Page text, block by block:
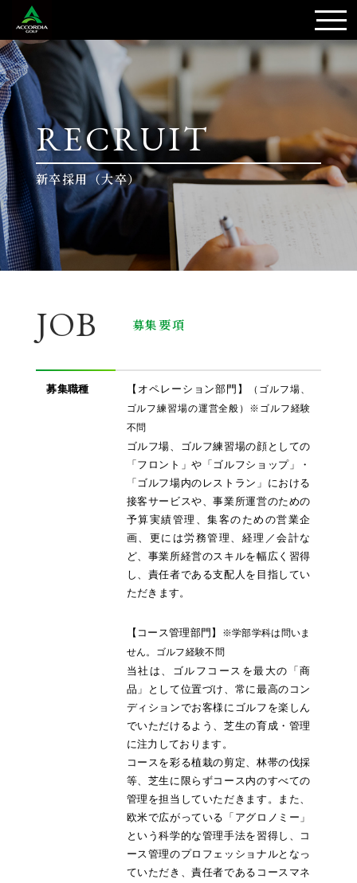
RECRUIT
新卒採用（大卒）
JOB 募集要項
募集職種 【オペレーション部門】
（ゴルフ場、
ゴルフ練習場の運営全般）※ゴルフ経験
不問
ゴルフ場、ゴルフ練習場の顔としての
「フロント」や「ゴルフショップ」・
「ゴルフ場内のレストラン」における
接客サービスや、事業所運営のための
予算実績管理、集客のための営業企
画、更には労務管理、経理／会計な
ど、事業所経営のスキルを幅広く習得
し、責任者である支配人を目指してい
ただきます。
【コース管理部門】
※学部学科は問いま
せん。ゴルフ経験不問
当社は、ゴルフコースを最大の「商
品」として位置づけ、常に最高のコン
ディションでお客様にゴルフを楽しん
でいただけるよう、芝生の育成・管理
に注力しております。
コースを彩る植栽の剪定、林帯の伐採
等、芝生に限らずコース内のすべての
管理を担当していただきます。また、
欧米で広がっている「アグロノミー」
という科学的な管理手法を習得し、コ
ース管理のプロフェッショナルとなっ
ていただき、責任者であるコースマネ